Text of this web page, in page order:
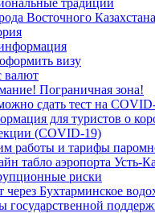
традиции
Восточного Казахстана
визу
валют
Пограничная зона!
сдать тест на
для туристов о
(COVID-19)
работы и тарифы
табло аэропорта Усть-
риски
через Бухтарминское
государственной